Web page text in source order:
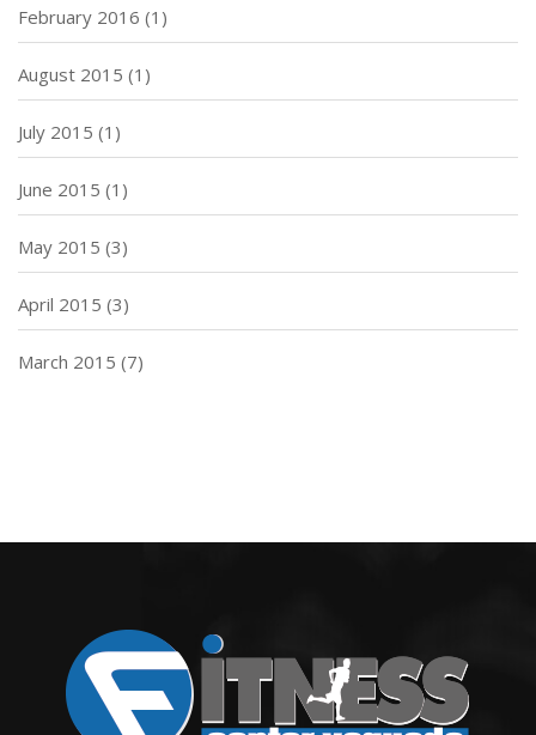
February 2016 (1)
August 2015 (1)
July 2015 (1)
June 2015 (1)
May 2015 (3)
April 2015 (3)
March 2015 (7)